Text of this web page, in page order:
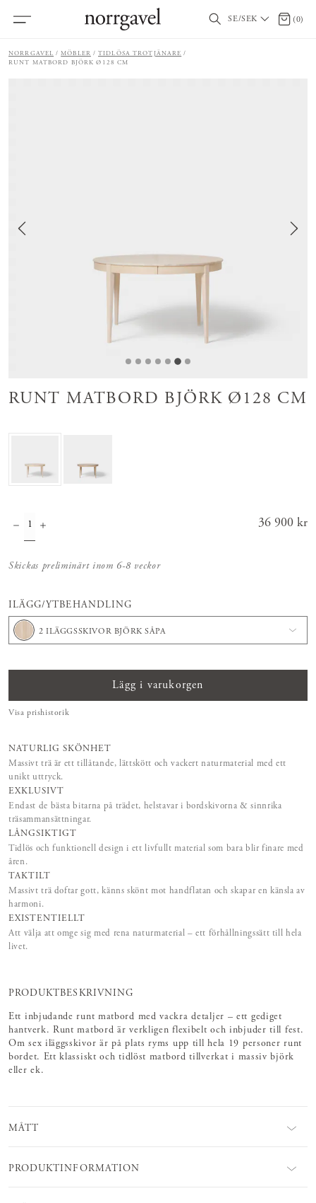
SE/SEK 0 (0)
NORRGAVEL MÖBLER
TIDLÖSA TROTJÄNARE
RUNT MATBORD BJÖRK Ø128 CM
RUNT MATBORD BJÖRK Ø128 CM
Pris:
36 900 kr
Skickas preliminärt inom 6-8 veckor
ILÄGG/YTBEHANDLING
2 ILÄGGSSKIVOR BJÖRK SÅPA
Lägg i varukorgen
Visa prishistorik
NATURLIG SKÖNHET
Massivt trä är ett tillåtande, lättskött och vackert naturmaterial med ett
unikt uttryck.
EXKLUSIVT
Endast de bästa bitarna på trädet, helstavar i bordskivorna & sinnrika
träsammansättningar.
LÅNGSIKTIGT
Tidlös och funktionell design i ett livfullt material som bara blir finare med
åren.
TAKTILT
Massivt trä doftar gott, känns skönt mot handflatan och skapar en känsla av
harmoni.
EXISTENTIELLT
Att välja att omge sig med rena naturmaterial – ett förhållningssätt till hela
livet.
PRODUKTBESKRIVNING
Ett inbjudande runt matbord med vackra detaljer – ett gediget
hantverk. Runt matbord är verkligen flexibelt och inbjuder till fest.
Om sex iläggsskivor är på plats ryms upp till hela 19 personer runt
bordet. Ett klassiskt och tidlöst matbord tillverkat i massiv björk
eller ek.
MÅTT
PRODUKTINFORMATION